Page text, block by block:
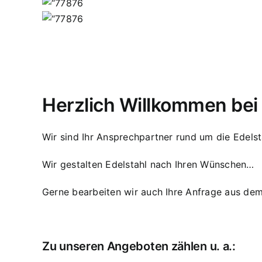
Herzlich Willkommen
Wir sind Ihr Ansprechpartner rund um die
Wir gestalten Edelstahl nach Ihren Wünschen…
Gerne bearbeiten wir auch Ihre Anfrage aus
Zu unseren Angeboten zählen u. a.: